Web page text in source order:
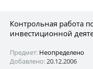
Контрольная работа
инвестиционной
Предмет: Неопределено
Добавлено:20.12.2006